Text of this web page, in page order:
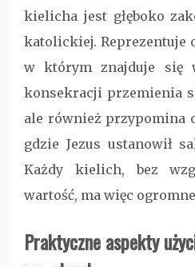
kielicha jest głęboko
katolickiej. Reprezentuje
w którym znajduje się
konsekracji przemienia
ale również przypomina
gdzie Jezus ustanowił
Każdy kielich, bez
wartość, ma więc
Praktyczne aspekty